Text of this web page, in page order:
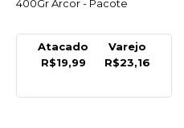
400Gr Arcor - Pacote
Atacado
R$19,99
Varejo
R$23,16